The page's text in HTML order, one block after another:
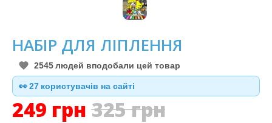
НАБІР ДЛЯ ЛІПЛЕННЯ
2545 людей вподобали цей товар
👀27 користувачів на сайті
249 грн 325грн